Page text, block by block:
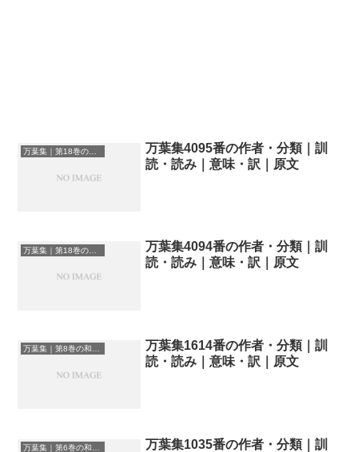
万葉集｜第18巻の和歌一覧
万葉集4095番の作者・分類｜訓
読・読み｜意味・訳｜原文
万葉集｜第18巻の和歌一覧
万葉集4094番の作者・分類｜訓
読・読み｜意味・訳｜原文
万葉集｜第8巻の和歌一覧
万葉集1614番の作者・分類｜訓
読・読み｜意味・訳｜原文
万葉集1035番の作者・分類｜訓